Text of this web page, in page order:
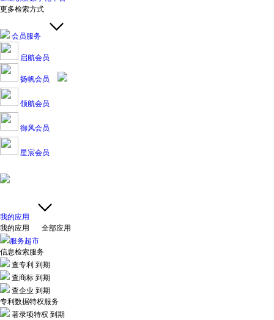
更多检索方式
会员服务
启航会员
扬帆会员
领航会员
御风会员
星宸会员
我的应用
我的应用
全部应用
服务超市
信息检索服务
查专利 到期
查商标 到期
查企业 到期
专利数据特权服务
著录项特权 到期